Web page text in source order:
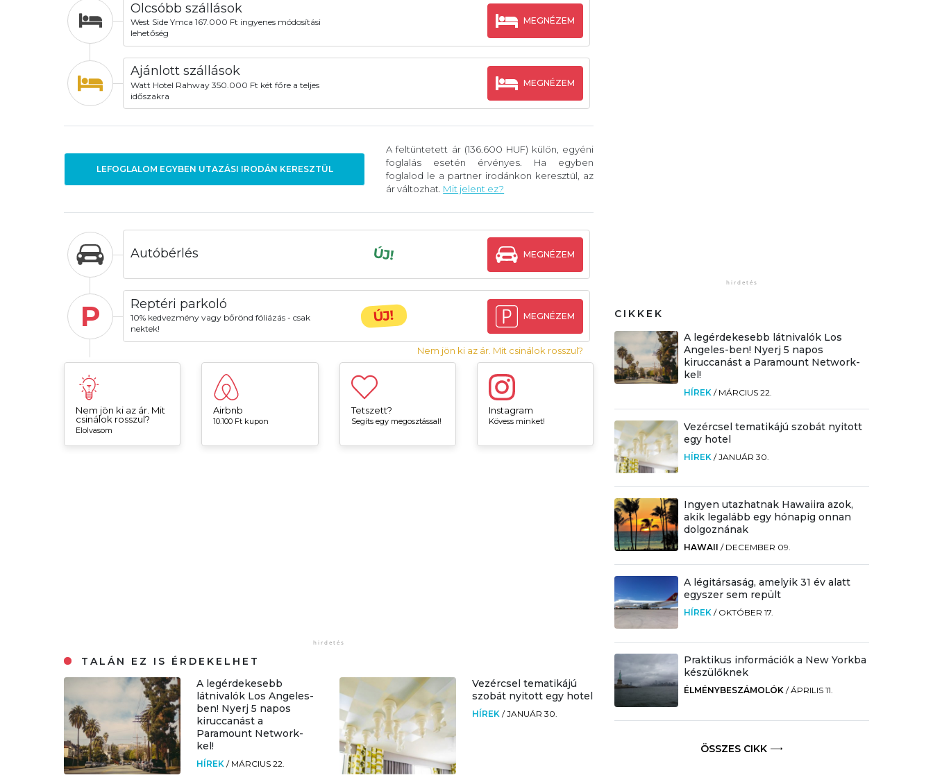
Olcsóbb szállások
West Side Ymca 167.000 Ft ingyenes módosítási
lehetőség
MEGNÉZEM
Ajánlott szállások
Watt Hotel Rahway 350.000 Ft két főre a teljes
időszakra
MEGNÉZEM
LEFOGLALOM EGYBEN UTAZÁSI IRODÁN KERESZTÜL
A feltüntetett ár (136.600 HUF) külön, egyéni
foglalás esetén érvényes. Ha egyben
foglalod le a partner irodánkon keresztül, az
ár változhat. Mit jelent ez?
Autóbérlés ÚJ! MEGNÉZEM
P Reptéri parkoló
10% kedvezmény vagy bőrönd fóliázás - csak
nektek!
ÚJ! MEGNÉZEM
Nem jön ki az ár. Mit csinálok rosszul?
Nem jön ki az ár. Mit
csinálok rosszul?
Elolvasom
Airbnb
10.100 Ft kupon
Tetszett?
Segíts egy megosztással!
Instagram
Kövess minket!
TALÁN EZ IS ÉRDEKELHET
A legérdekesebb
látnivalók Los Angeles-
ben! Nyerj 5 napos
kiruccanást a
Paramount Network-
kel!
HÍREK/ MÁRCIUS 22.
Vezércsel tematikájú
szobát nyitott egy hotel
HÍREK /JANUÁR 30.
CIKKEK
A legérdekesebb látnivalók Los
Angeles-ben! Nyerj 5 napos
kiruccanást a Paramount Network-
kel!
HÍREK / MÁRCIUS 22.
Vezércsel tematikájú szobát nyitott
egy hotel
HÍREK /JANUÁR 30.
Ingyen utazhatnak Hawaiira azok,
akik legalább egy hónapig onnan
dolgoznának
HAWAII / DECEMBER 09.
A légitársaság, amelyik 31 év alatt
egyszer sem repült
HÍREK / OKTÓBER 17.
Praktikus információk a New Yorkba
készülőknek
ÉLMÉNYBESZÁMOLÓK /ÁPRILIS 11.
ÖSSZES CIKK